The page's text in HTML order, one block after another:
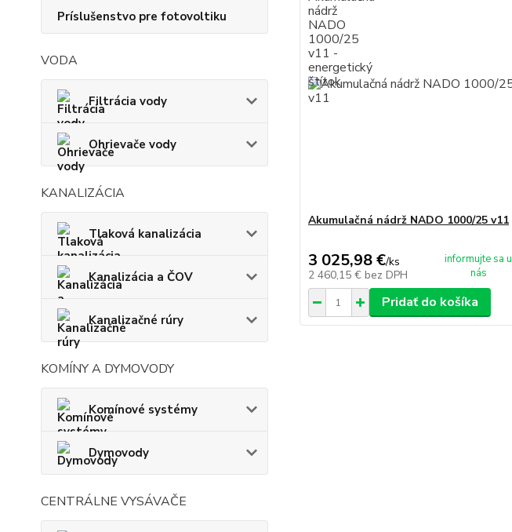
Príslušenstvo pre fotovoltiku
VODA
Filtrácia vody
Ohrievače vody
KANALIZÁCIA
Tlaková kanalizácia
Kanalizácia a ČOV
Kanalizačné rúry
KOMÍNY A DYMOVODY
Komínové systémy
Dymovody
CENTRÁLNE VYSÁVAČE
Akumulačná nádrž NADO 1000/25 v11
3 025,98 €/ks
2 460,15 € bez DPH
informujte sa u
nás
Pridať do košíka